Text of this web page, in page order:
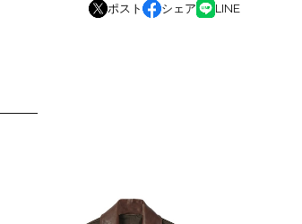
ポスト シェア LINE